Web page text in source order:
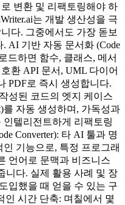
변환 및 리팩토링해야 하
는 개발 생산성을 극
다. 그중에서도 가장 돋보
AI 기반 자동 문서화 (Code
드하면 함수, 클래스, 메서
환 API 문서, UML 다이어
PDF로 즉시 생성합니다.
성된 코드의 엣지 케이스
를 자동 생성하며, 가독성과
텔리전트하게 리팩토링
Converter): 타 AI 툴과 명
기능으로, 특정 프로그래
언어로 문맥과 비즈니스
니다. 실제 활용 사례 및 장
입했을 때 얻을 수 있는 구
인 시간 단축: 며칠에서 몇